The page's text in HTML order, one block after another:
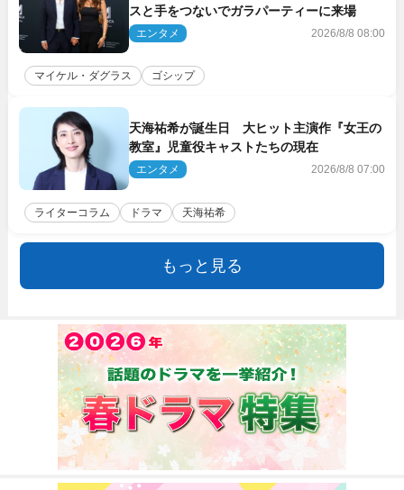
スと手をつないでガラパーティーに来場
エンタメ 2026/8/8 08:00
マイケル・ダグラス ゴシップ
天海祐希が誕生日 大ヒット主演作『女王の
教室』児童役キャストたちの現在
エンタメ 2026/8/8 07:00
ライターコラム ドラマ 天海祐希
もっと見る